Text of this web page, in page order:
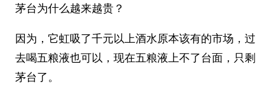
茅台为什么越来越贵？
因为，它虹吸了千元以上酒水原本该有的市场，过
去喝五粮液也可以，现在五粮液上不了台面，只剩
茅台了。